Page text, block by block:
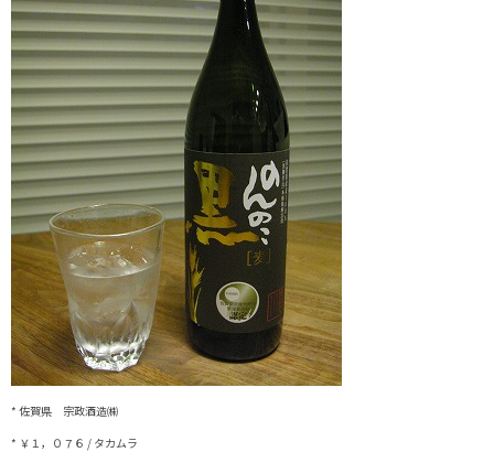
* 佐賀県 宗政酒造㈱
* ￥１，０７６ / タカムラ